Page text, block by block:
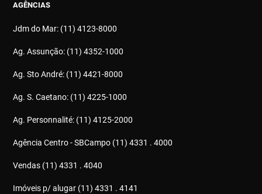
AGÊNCIAS
Jdm do Mar: (11) 4123-8000
Ag. Assunção: (11) 4352-1000
Ag. Sto André: (11) 4421-8000
Ag. S. Caetano: (11) 4225-1000
Ag. Personnalité: (11) 4125-2000
Agência Centro - SBCampo (11) 4331 . 4000
Vendas (11) 4331 . 4040
Imóveis p/ alugar (11) 4331 . 4141